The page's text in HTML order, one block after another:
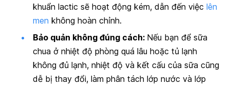
khuẩn lactic sẽ hoạt động kém, dẫn đến việc lên
men không hoàn chỉnh.
Bảo quản không đúng cách: Nếu bạn để sữa
chua ở nhiệt độ phòng quá lâu hoặc tủ lạnh
không đủ lạnh, nhiệt độ và kết cấu của sữa cũng
dễ bị thay đổi, làm phân tách lớp nước và lớp